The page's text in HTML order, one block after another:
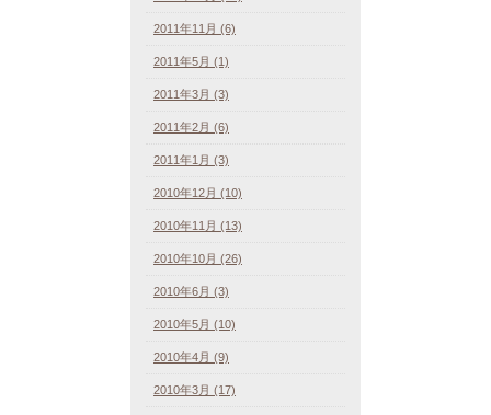
2011年11月 (6)
2011年5月 (1)
2011年3月 (3)
2011年2月 (6)
2011年1月 (3)
2010年12月 (10)
2010年11月 (13)
2010年10月 (26)
2010年6月 (3)
2010年5月 (10)
2010年4月 (9)
2010年3月 (17)